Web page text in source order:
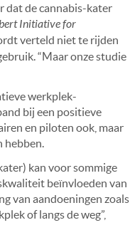
dat de cannabis-kater
Initiative for
verteld niet te rijden
“Maar onze studie
werkplek-
bij een positieve
en piloten ook, maar
hebben.
kan voor sommige
beïnvloeden van
van aandoeningen zoals
of langs de weg”,